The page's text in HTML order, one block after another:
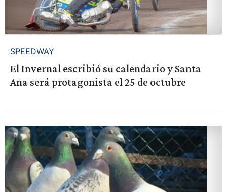
SPEEDWAY
El Invernal escribió su calendario y Santa
Ana será protagonista el 25 de octubre